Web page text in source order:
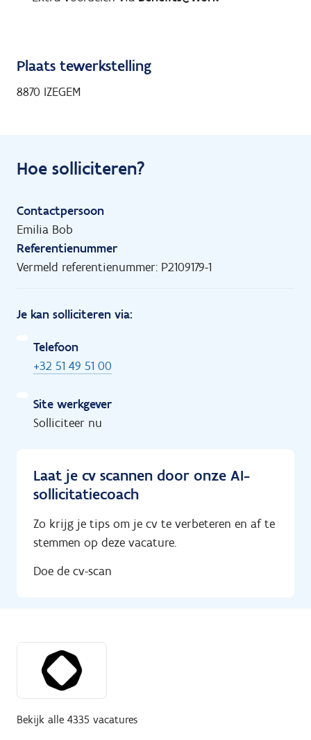
Plaats tewerkstelling
8870 IZEGEM
Hoe solliciteren?
Contactpersoon
Emilia Bob
Referentienummer
Vermeld referentienummer: P2109179-1
Je kan solliciteren via:
Telefoon
+32 51 49 51 00
Site werkgever
Solliciteer nu
Laat je cv scannen door onze AI-
sollicitatiecoach
Zo krijg je tips om je cv te verbeteren en af te
stemmen op deze vacature.
Doe de cv-scan
Bekijk alle 4335 vacatures